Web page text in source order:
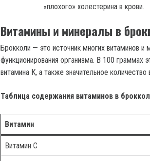
«плохого» холестерина в крови.
Витамины и минералы в
Брокколи — это источник многих витаминов
функционирования организма. В 100 граммах
витамина К, а также значительное количество
Таблица содержания витаминов в
Витамин
Витамин С